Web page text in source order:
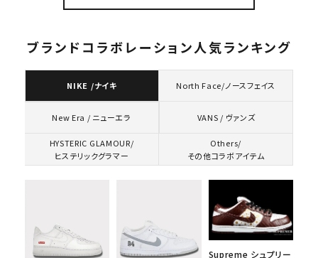
ブランドコラボレーション人気ランキング
NIKE /ナイキ North Face/ノースフェイス
New Era / ニューエラ VANS / ヴァンズ
HYSTERIC GLAMOUR/
ヒステリックグラマー
Others/
その他コラボアイテム
Supreme シュプリー